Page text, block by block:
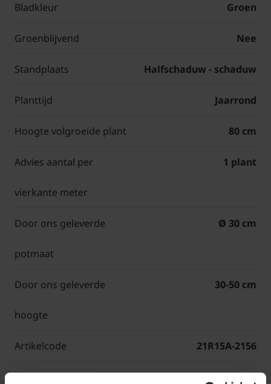
Bladkleur Groen
Groenblijvend Nee
Standplaats Halfschaduw - schaduw
Planttijd Jaarrond
Hoogte volgroeide plant 80 cm
Advies aantal per
vierkante meter
1 plant
Door ons geleverde
potmaat
Ø 30 cm
Door ons geleverde
hoogte
30-50 cm
Artikelcode 21R15A-2156